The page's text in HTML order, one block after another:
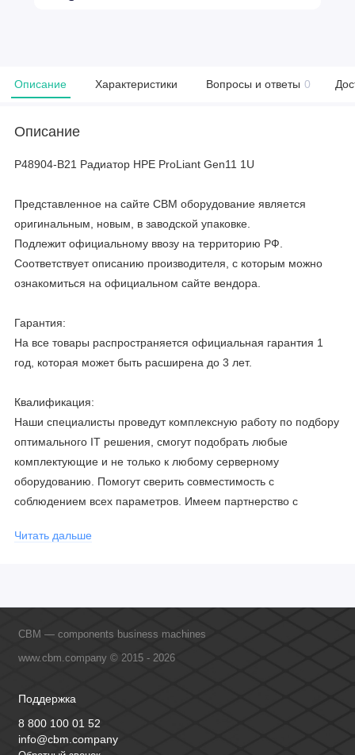
Описание Характеристики Вопросы и ответы 0
Описание
P48904-B21 Радиатор HPE ProLiant Gen11 1U
Представленное на сайте CBM оборудование является
оригинальным, новым, в заводской упаковке.
Подлежит официальному ввозу на территорию РФ.
Соответствует описанию производителя, с которым можно
ознакомиться на официальном сайте вендора.
Гарантия:
На все товары распространяется официальная гарантия 1
год, которая может быть расширена до 3 лет.
Квалификация:
Наши специалисты проведут комплексную работу по подбору
оптимального IT решения, смогут подобрать любые
комплектующие и не только к любому серверному
оборудованию. Помогут сверить совместимость с
соблюдением всех параметров. Имеем партнерство с
обучение сотрудников, что позволяет исключить ошибки даже
Читать дальше
CBM — components business machines
www.cbm.company © 2015 - 2026
Поддержка
8 800 100 01 52
info@cbm.company